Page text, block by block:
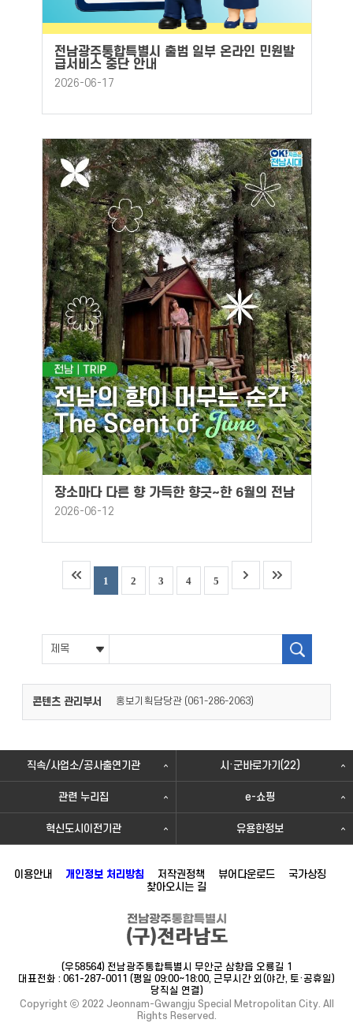
전남광주통합특별시 출범 일부 온라인 민원발
급서비스 중단 안내
2026-06-17
장소마다 다른 향 가득한 향긋~한 6월의 전남
2026-06-12
1 2 3 4 5
콘텐츠 관리부서 홍보기획담당관 (061-286-2063)
직속/사업소/공사출연기관 시·군바로가기(22)
관련 누리집 e-쇼핑
혁신도시이전기관 유용한정보
이용안내 개인정보 처리방침 저작권정책 뷰어다운로드
국가상징
찾아오시는 길
(우58564) 전남광주통합특별시 무안군 삼향읍 오룡길 1
대표전화 : 061-287-0011 (평일 09:00~18:00, 근무시간 외(야간, 토·공휴일)
당직실 연결)
Copyright ⓒ 2022 Jeonnam-Gwangju Special Metropolitan City. All
Rights Reserved.